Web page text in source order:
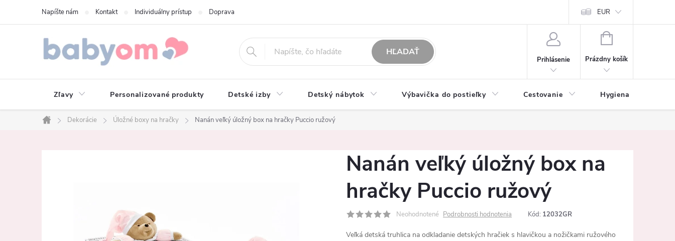
Napíšte nám Kontakt Individuálny prístup Doprava Vrátenie tovaru a reklamácia Ochrana osobných
EUR
HĽADAŤ
Prihlásenie
NÁKUPNÝ
Prázdny košík
Zľavy Personalizované produkty Detské izby Detský nábytok Výbavička do postieľky Cestovanie Hygiena
Domov
Dekorácie Úložné boxy na hračky Nanán veľký úložný box na hračky Puccio ružový
Nanán veľký úložný box na
hračky Puccio ružový
Neohodnotené Podrobnosti hodnotenia Kód: 12032GR
Veľká detská truhlica na odkladanie detských hračiek s hlavičkou a nožičkami ružového